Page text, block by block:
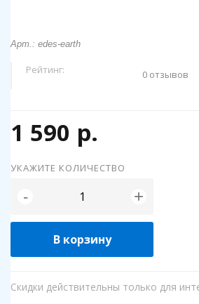
Арт.: edes-earth
Рейтинг: 0 отзывов
1 590 р.
УКАЖИТЕ КОЛИЧЕСТВО
- +
В корзину
Скидки действительны только для